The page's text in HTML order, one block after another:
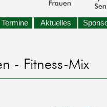
Termine Aktuelles